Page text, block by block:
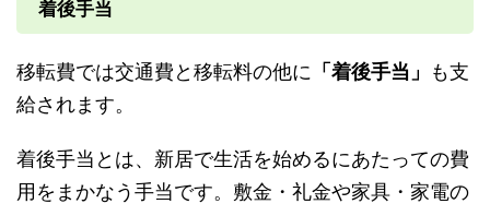
着後手当
移転費では交通費と移転料の他に 「着後手当」
も支
給されます。
着後手当とは、新居で生活を始めるにあたっての費
用をまかなう手当です。敷金・礼金や家具・家電の